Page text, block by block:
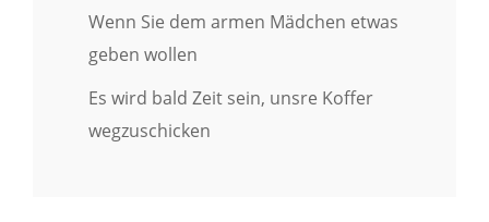
Wenn Sie dem armen Mädchen etwas
geben wollen
Es wird bald Zeit sein, unsre Koffer
wegzuschicken